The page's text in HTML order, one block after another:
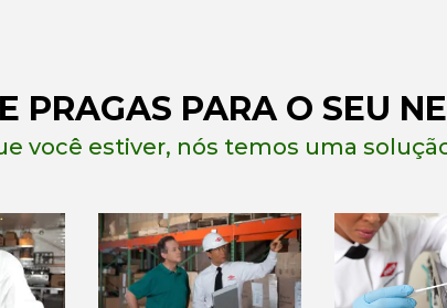
PRAGAS PARA O SEU
você estiver, nós temos uma